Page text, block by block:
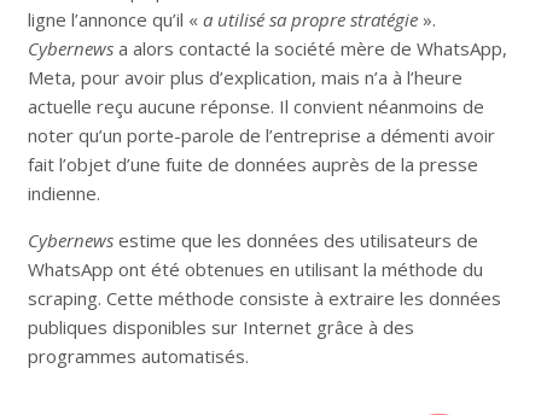
ligne l’annonce qu’il « a utilisé sa propre stratégie».
Cybernewsa alors contacté la société mère de WhatsApp,
Meta, pour avoir plus d’explication, mais n’a à l’heure
actuelle reçu aucune réponse. Il convient néanmoins de
noter qu’un porte-parole de l’entreprise a démenti avoir
fait l’objet d’une fuite de données auprès de la presse
indienne.
Cybernewsestime que les données des utilisateurs de
WhatsApp ont été obtenues en utilisant la méthode du
scraping. Cette méthode consiste à extraire les données
publiques disponibles sur Internet grâce à des
programmes automatisés.